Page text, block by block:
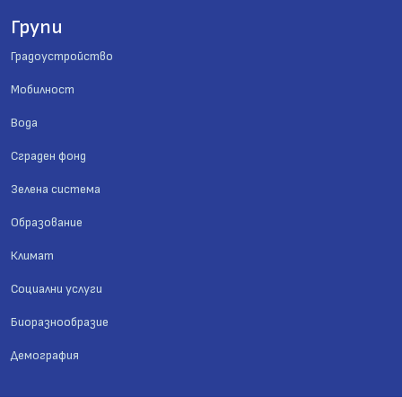
Групи
Градоустройство
Мобилност
Вода
Сграден фонд
Зелена система
Образование
Климат
Социални услуги
Биоразнообразие
Демография